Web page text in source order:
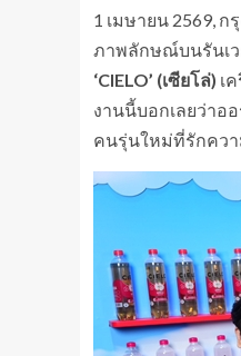
1 เมษายน 2569,
ภาพลักษณ์บนรันเว
‘CIELO’ (เซียโล่) เ
งานนี้บอกเลยว่าอ
คนรุ่นใหม่ที่รักคว